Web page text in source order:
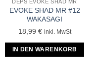
DEPS EVOKE SHAD MR
EVOKE SHAD MR #12
WAKASAGI
18,99 € inkl. MwSt
IN DEN WARENKORB